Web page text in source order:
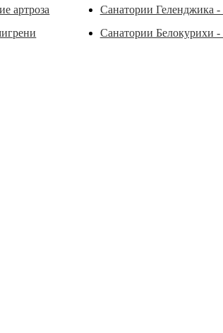
артроза
Санатории Геленджика -
Санатории Белокурихи